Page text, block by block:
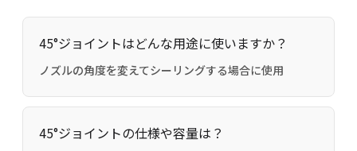
45°ジョイントはどんな用途に使いますか？
ノズルの角度を変えてシーリングする場合に使用
45°ジョイントの仕様や容量は？